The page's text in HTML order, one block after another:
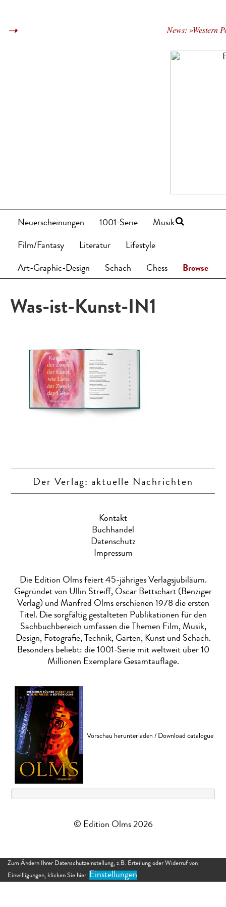
News: »Western
Neuerscheinungen 1001-Serie Musik
Film/Fantasy Literatur Lifestyle
Art-Graphic-Design Schach Chess Browse
Was-ist-Kunst-IN1
Der Verlag: aktuelle Nachrichten
Kontakt
Buchhandel
Datenschutz
Impressum
Die Edition Olms feiert 45-jähriges Verlagsjubiläum.
Gegründet von Ullin Streiff, Oscar Bettschart (Benziger
Verlag) und Manfred Olms erschienen 1978 die ersten
Titel. Die sorgfältig gestalteten Publikationen für den
Sachbuchbereich umfassen die Themen Film, Musik,
Design, Fotografie, Technik, Garten, Kunst und Schach.
Besonders beliebt: die 1001-Serie mit weltweit über 10
Millionen Exemplare Gesamtauflage.
Vorschau herunterladen / Download catalogue
© Edition Olms 2026
Zum Ändern Ihrer Datenschutzeinstellung, z.B. Erteilung oder Widerruf von
Einwilligungen, klicken Sie hier: Einstellungen